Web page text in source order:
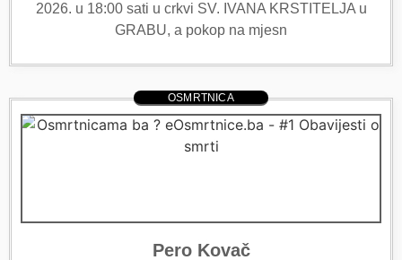
2026. u 18:00 sati u crkvi SV. IVANA KRSTITELJA u
GRABU, a pokop na mjesn
OSMRTNICA
Pero Kovač